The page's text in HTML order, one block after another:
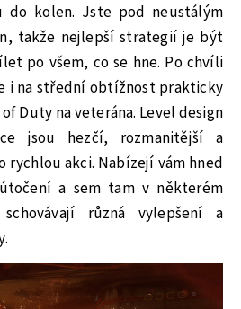
do kolen. Jste pod neustálým
takže nejlepší strategií je být
po všem, co se hne. Po chvíli
i na střední obtížnost prakticky
Duty na veterána. Level design
jsou hezčí, rozmanitější a
rychlou akci. Nabízejí vám hned
a sem tam v některém
různá vylepšení a